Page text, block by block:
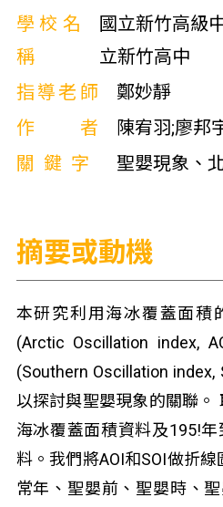
學校名
稱
國立新竹高級
立新竹高中
指導老師
鄭妙靜
作者
陳宥羽;廖邦
關鍵字
聖嬰現象、
摘要或動機
本研究利用海冰覆蓋面積
(Arctic Oscillation
(Southern Oscillation
以探討與聖嬰現象的關聯。
海冰覆蓋面積資料及195!年
料。我們將AOI和SOI做折
常年、聖嬰前、聖嬰時、